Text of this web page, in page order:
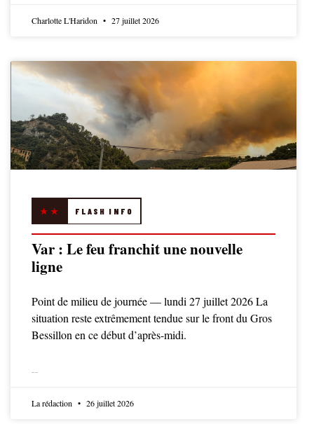
Charlotte L'Haridon 27 juillet 2026
★★ FLASH INFO
Var : Le feu franchit une nouvelle
ligne
Point de milieu de journée — lundi 27 juillet 2026 La
situation reste extrêmement tendue sur le front du Gros
Bessillon en ce début d’après-midi.
La rédaction 26 juillet 2026